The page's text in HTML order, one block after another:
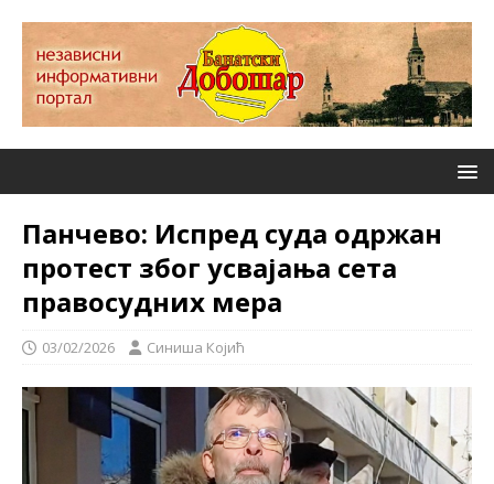
Панчево: Испред суда одржан
протест због усвајања сета
правосудних мера
03/02/2026 Синиша Којић